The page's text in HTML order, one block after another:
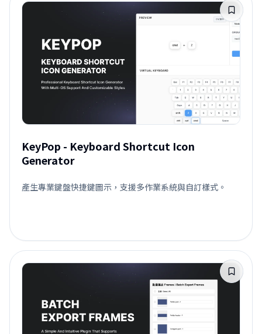
KeyPop - Keyboard Shortcut Icon
Generator
產生專業鍵盤快捷鍵圖示，支援多作業系統與自訂樣式。